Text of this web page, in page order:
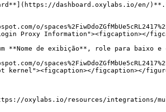
dashboard.oxylabs.io/en/
Proxy Information"><figcaption></
**Nome de exibição**, role para baixo
kernel"><figcaption></figcaption></
oxylabs.io/resources/integrations/